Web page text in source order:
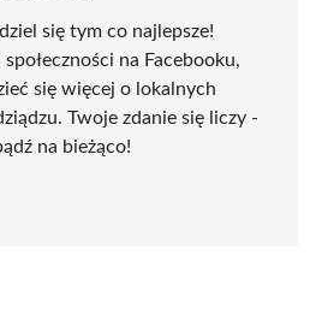
się tym co najlepsze!
społeczności na Facebooku,
się więcej o lokalnych
Twoje zdanie się liczy -
na bieżąco!